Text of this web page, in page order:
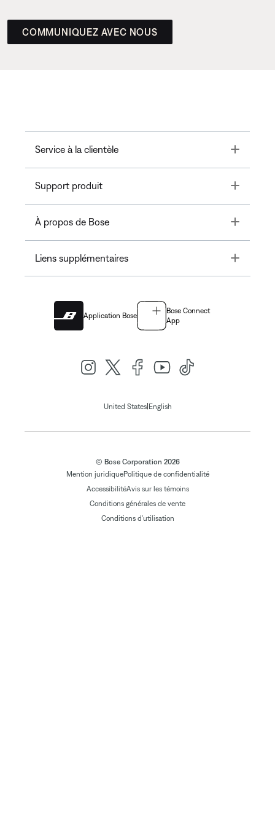
COMMUNIQUEZ AVEC NOUS
Service à la clientèle Toggle
Support produit Toggle
À propos de Bose Toggle
Liens supplémentaires Toggle
Application Bose
Bose Connect
App
United States|English
© Bose Corporation 2026
Mention juridiquePolitique de confidentialité
AccessibilitéAvis sur les témoins
Conditions générales de vente
Conditions d'utilisation